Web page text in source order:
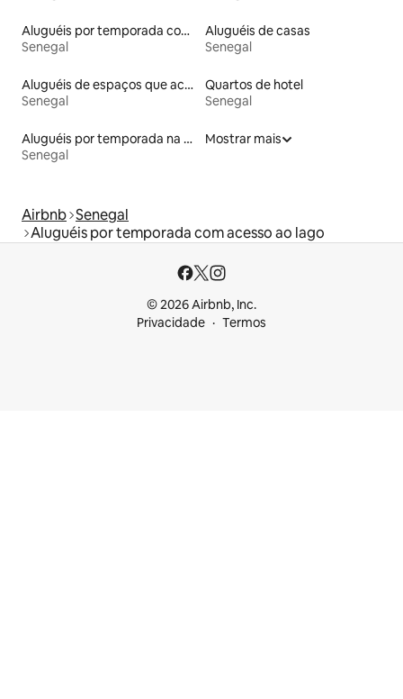
Aluguéis por temporada com banheira de hidromassagem
Senegal
Aluguéis de casas
Senegal
Aluguéis de espaços que aceitam animais de estimação
Senegal
Quartos de hotel
Senegal
Aluguéis por temporada na orla
Senegal
Mostrar mais
Airbnb Senegal
Aluguéis por temporada com acesso ao lago
© 2026 Airbnb, Inc.
Privacidade
Termos